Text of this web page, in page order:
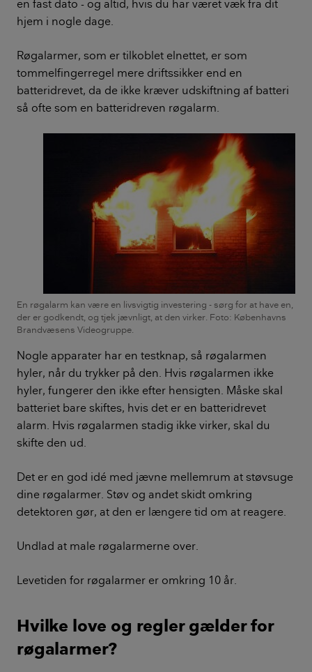
en fast dato - og altid, hvis du har været væk fra dit
hjem i nogle dage.
Røgalarmer, som er tilkoblet elnettet, er som
tommelfingerregel mere driftssikker end en
batteridrevet, da de ikke kræver udskiftning af batteri
så ofte som en batteridreven røgalarm.
En røgalarm kan være en livsvigtig investering - sørg for at have en,
der er godkendt, og tjek jævnligt, at den virker. Foto: Københavns
Brandvæsens Videogruppe.
Nogle apparater har en testknap, så røgalarmen
hyler, når du trykker på den. Hvis røgalarmen ikke
hyler, fungerer den ikke efter hensigten. Måske skal
batteriet bare skiftes, hvis det er en batteridrevet
alarm. Hvis røgalarmen stadig ikke virker, skal du
skifte den ud.
Det er en god idé med jævne mellemrum at støvsuge
dine røgalarmer. Støv og andet skidt omkring
detektoren gør, at den er længere tid om at reagere.
Undlad at male røgalarmerne over.
Levetiden for røgalarmer er omkring 10 år.
Hvilke love og regler gælder for
røgalarmer?